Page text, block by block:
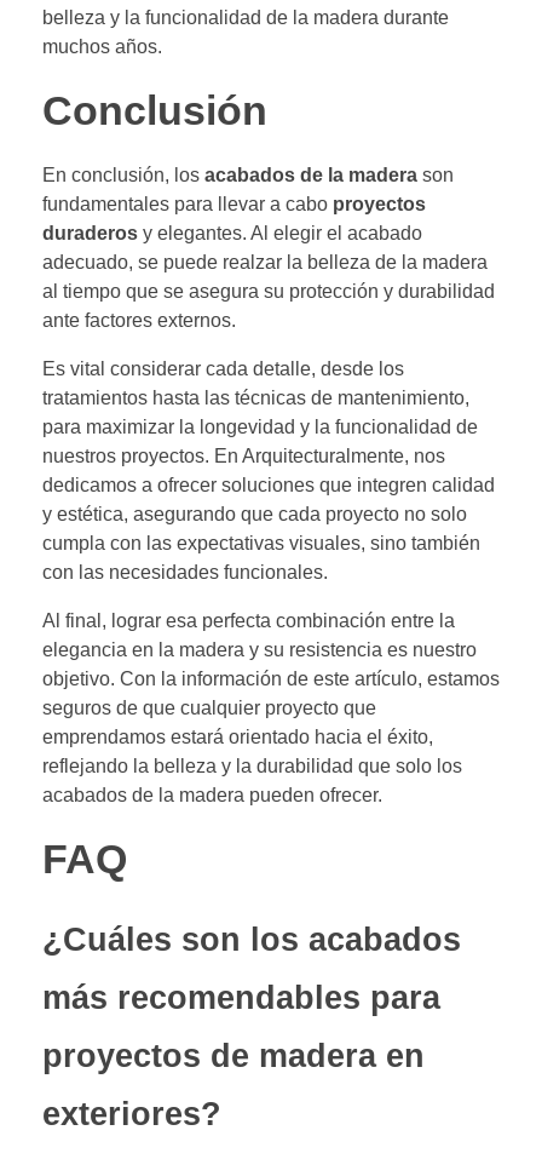
belleza y la funcionalidad de la madera durante
muchos años.
Conclusión
En conclusión, los acabados de la madera son
fundamentales para llevar a cabo proyectos
duraderos y elegantes. Al elegir el acabado
adecuado, se puede realzar la belleza de la madera
al tiempo que se asegura su protección y durabilidad
ante factores externos.
Es vital considerar cada detalle, desde los
tratamientos hasta las técnicas de mantenimiento,
para maximizar la longevidad y la funcionalidad de
nuestros proyectos. En Arquitecturalmente, nos
dedicamos a ofrecer soluciones que integren calidad
y estética, asegurando que cada proyecto no solo
cumpla con las expectativas visuales, sino también
con las necesidades funcionales.
Al final, lograr esa perfecta combinación entre la
elegancia en la madera y su resistencia es nuestro
objetivo. Con la información de este artículo, estamos
seguros de que cualquier proyecto que
emprendamos estará orientado hacia el éxito,
reflejando la belleza y la durabilidad que solo los
acabados de la madera pueden ofrecer.
FAQ
¿Cuáles son los acabados
más recomendables para
proyectos de madera en
exteriores?